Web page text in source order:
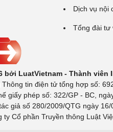
Dịch vụ nội
Tổng đài tư
bởi LuatVietnam - Thành viên
tin điện tử tổng hợp số:
giấy phép số: 322/GP - BC,
giả số 280/2009/QTG ngày
ty Cổ phần Truyền thông Luật